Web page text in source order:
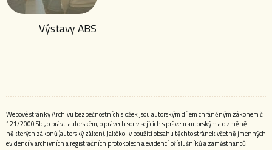
Výstavy ABS
Webové stránky Archivu bezpečnostních složek jsou autorským dílem chráněným zákonem č.
121/2000 Sb., o právu autorském, o právech souvisejících s právem autorským a o změně
některých zákonů (autorský zákon). Jakékoliv použití obsahu těchto stránek včetně jmenných
evidencí v archivních a registračních protokolech a evidencí příslušníků a zaměstnanců